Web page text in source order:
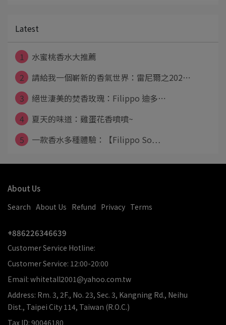
Latest
1
水蜜桃香水大推薦
2
請給我一個嶄新的香氣世界：雷尼爾之202⋯
3
絕世淒美的焚香玫瑰：Filippo 迪多⋯
4
夏天的味道：雞蛋花香噴噴~
5
一款香水多種體驗：【Filippo So⋯
About Us
Search About Us Refund Privacy Terms
+886226346639
Customer Service Hotline:
Customer Service: 12:00-20:00
Email: whitetall2001@yahoo.com.tw
Address: Rm. 3, 2F., No. 23, Sec. 3, Kangning Rd., Neihu
Dist., Taipei City 114, Taiwan (R.O.C.)
Tax ID: 90046180